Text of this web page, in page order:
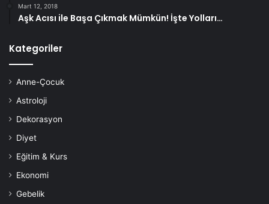
Mart 12, 2018
Aşk Acısı ile Başa Çıkmak Mümkün! İşte Yolları…
Kategoriler
Anne-Çocuk
Astroloji
Dekorasyon
Diyet
Eğitim & Kurs
Ekonomi
Gebelik